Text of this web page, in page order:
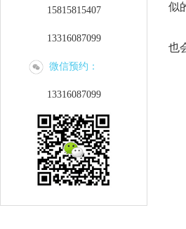
15815815407
13316087099
微信预约：
13316087099
似
也